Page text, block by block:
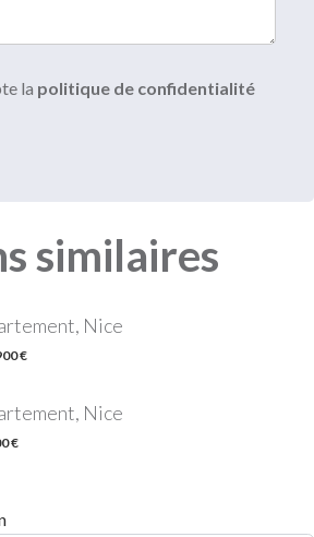
la politique de confidentialité
similaires
Nice
€
Nice
€